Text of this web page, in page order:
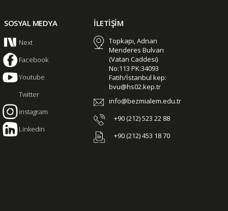
SOSYAL MEDYA
Next
Facebook
Youtube
Twitter
instagram
Linkedin
İLETİŞİM
Topkapı, Adnan
Menderes Bulvarı
(Vatan Caddesi)
No:113 PK:34093
Fatih/İstanbul kep:
bvu@hs02.kep.tr
info@bezmialem.edu.tr
+90 (212) 523 22 88
+90 (212) 453 18 70